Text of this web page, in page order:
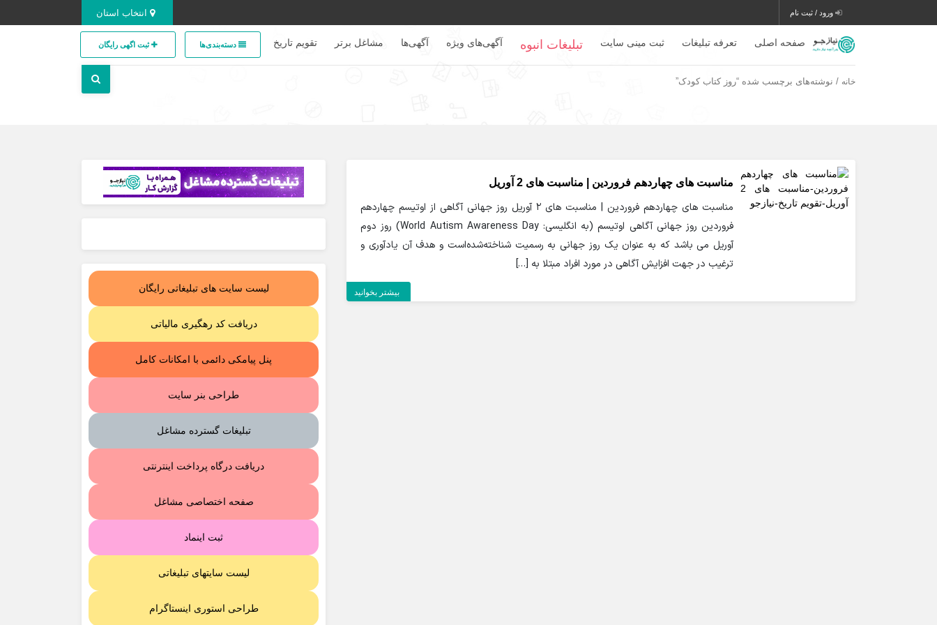
ورود / ثبت نام
صفحه اصلی تعرفه تبلیغات ثبت مینی سایت تبلیغات انبوه آگهی‌های ویژه آگهی‌ها مشاغل برتر تقویم تاریخ دسته‌بندی‌ها ثبت اگهی رایگان
خانه / نوشته‌های برچسب شده “روز کتاب کودک”
مناسبت های چهاردهم فروردین | مناسبت های 2 آوریل
مناسبت های چهاردهم فروردین | مناسبت های 2 آوریل روز جهانی آگاهی از اوتیسم چهاردهم
فروردین روز جهانی آگاهی اوتیسم (به انگلیسی: World Autism Awareness Day) روز دوم
آوریل می باشد که به عنوان یک روز جهانی به رسمیت شناخته‌شده‌است و هدف آن یادآوری و
ترغیب در جهت افزایش آگاهی در مورد افراد مبتلا به […]
بیشتر بخوانید لیست سایت های تبلیغاتی رایگان
دریافت کد رهگیری مالیاتی
پنل پیامکی دائمی با امکانات کامل
طراحی بنر سایت
تبلیغات گسترده مشاغل
دریافت درگاه پرداخت اینترنتی
صفحه اختصاصی مشاغل
ثبت اینماد
لیست سایتهای تبلیغاتی
طراحی استوری اینستاگرام